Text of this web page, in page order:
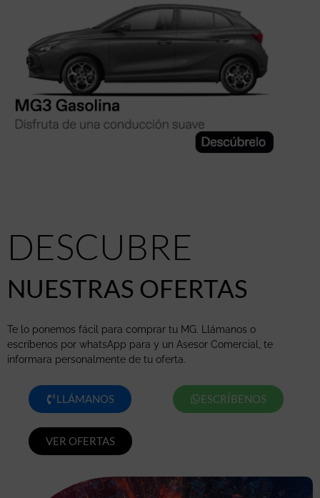
DESCUBRE
NUESTRAS OFERTAS
Te lo ponemos fácil para comprar tu MG. Llámanos o
escríbenos por whatsApp para y un Asesor Comercial, te
informara personalmente de tu oferta.
LLÁMANOS ESCRÍBENOS
VER OFERTAS